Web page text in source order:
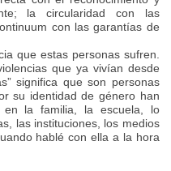
la circularidad con las
con las garantías de
que estas personas sufren.
que ya vivían desde
significa que son personas
su identidad de género han
en la familia, la escuela, lo
las instituciones, los medios
hablé con ella a la hora